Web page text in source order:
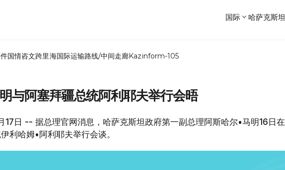
国际 哈萨克斯坦
国情咨文跨里海国际运输路线/中间走廊Kazinform-105
与阿塞拜疆总统阿利耶夫举行会晤
17日 -- 据总理官网消息，哈萨克斯坦政府第一副总理阿斯哈尔•马明16日在
利哈姆•阿利耶夫举行会谈。